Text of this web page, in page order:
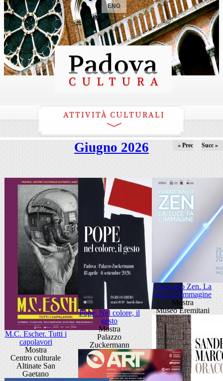
ENG
ATTIVITÀ CULTURALI
Giugno 2026 « Prec Succ »
M.C. Escher. Tutti i
capolavori
Mostra
Centro culturale
Altinate San
Gaetano
Pope. Nel colore, il
gesto
Mostra
Palazzo
Zuckermann
Giancarlo Zen. La
luce fa l'immagine
Mostra
Museo Eremitani